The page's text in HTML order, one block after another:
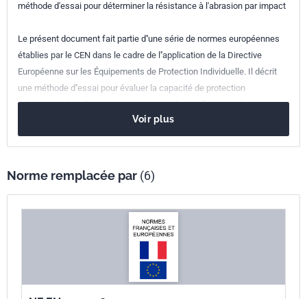
méthode d'essai pour déterminer la résistance à l'abrasion par impact
Le présent document fait partie d''une série de normes européennes
établies par le CEN dans le cadre de l''application de la Directive
Européenne sur les Équipements de Protection Individuelle. Il décrit
une méthode d''essai pour évaluer la capacité de protection
mécanique des vêtements pour motocycles professionnels.
Voir plus
Norme remplacée par (6)